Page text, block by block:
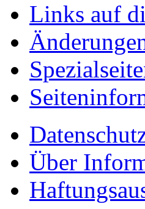
Links auf
Über